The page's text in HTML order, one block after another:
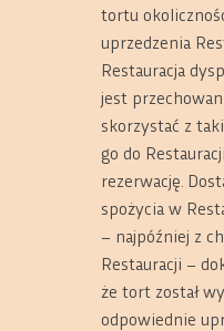
tortu
uprzedzenia
Restauracja
jest
skorzystać z
go do
rezerwację.
spożycia w
– najpóźniej z
Restauracji –
że tort został
odpowiednie